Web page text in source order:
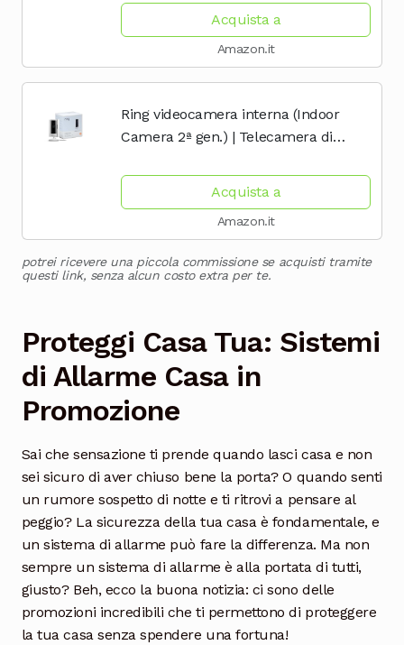
Senza vincoli di lunga durata -
Compatibile...
Acquista a
Amazon.it
Ring videocamera interna (Indoor
Camera 2ª gen.) | Telecamera di
Audio bidirezionale, copertura per la
privacy,...
Acquista a
Amazon.it
potrei ricevere una piccola commissione se acquisti tramite
questi link, senza alcun costo extra per te.
Proteggi Casa Tua: Sistemi
di Allarme Casa in
Promozione
Sai che sensazione ti prende quando lasci casa e non
sei sicuro di aver chiuso bene la porta? O quando senti
un rumore sospetto di notte e ti ritrovi a pensare al
peggio? La sicurezza della tua casa è fondamentale, e
un sistema di allarme può fare la differenza. Ma non
sempre un sistema di allarme è alla portata di tutti,
giusto? Beh, ecco la buona notizia: ci sono delle
promozioni incredibili che ti permettono di proteggere
la tua casa senza spendere una fortuna!